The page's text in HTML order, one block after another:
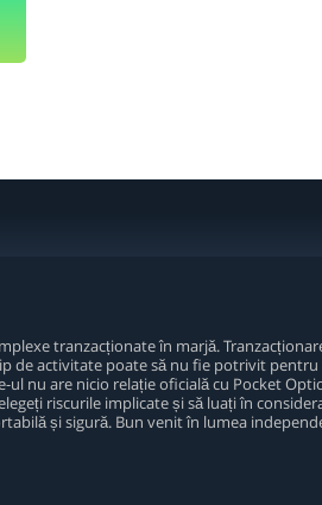
tranzacționate în marjă.
de activitate poate să nu fie potrivit
nu are nicio relație oficială cu Pocket
riscurile implicate și să luați în
și sigură. Bun venit în lumea